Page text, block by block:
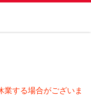
する場合がございま